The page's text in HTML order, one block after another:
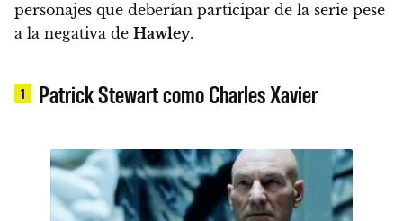
personajes que deberían participar de la serie pese
a la negativa de Hawley.
1 Patrick Stewart como Charles Xavier